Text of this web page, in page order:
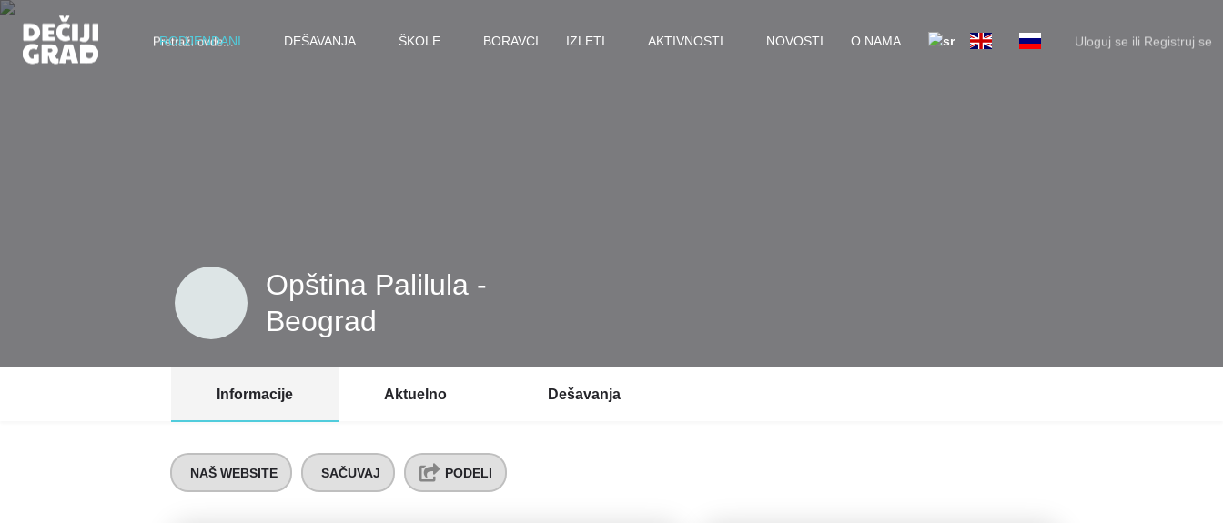
RODJENDANI DEŠAVANJA ŠKOLE BORAVCI IZLETI AKTIVNOSTI NOVOSTI O NAMA Uloguj se ili Registruj se
Opština Palilula -
Beograd
Informacije Aktuelno Dešavanja
NAŠ WEBSITE SAČUVAJ PODELI